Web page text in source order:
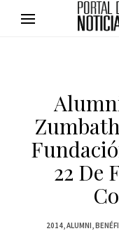
22 De
2014 ALUMNI